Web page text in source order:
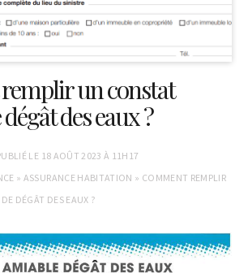
un constat
des eaux ?
LE 18 AOÛT 2023 À 11H17
» ASSURANCE HABITATION » COMMENT REMPLIR
DÉGÂT DES EAUX ?